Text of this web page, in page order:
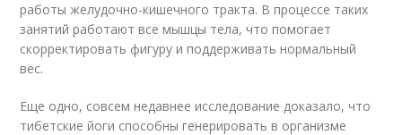
работы желудочно-кишечного тракта. В процессе таких
занятий работают все мышцы тела, что помогает
скорректировать фигуру и поддерживать нормальный
вес.
Еще одно, совсем недавнее исследование доказало, что
тибетские йоги способны генерировать в организме